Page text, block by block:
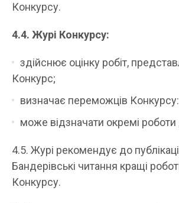
Конкурсу.
4.4. Журі Конкурсу:
здійснює оцінку робіт,
Конкурс;
визначає переможців Конкурсу:
може відзначати окремі
4.5. Журі рекомендує до
Бандерівські читання кращі
Конкурсу.